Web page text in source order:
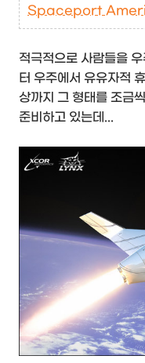
Spaceport
적극적으로 사람들을
터 우주에서 유유자적
상까지 그 형태를 조금
준비하고 있는데...